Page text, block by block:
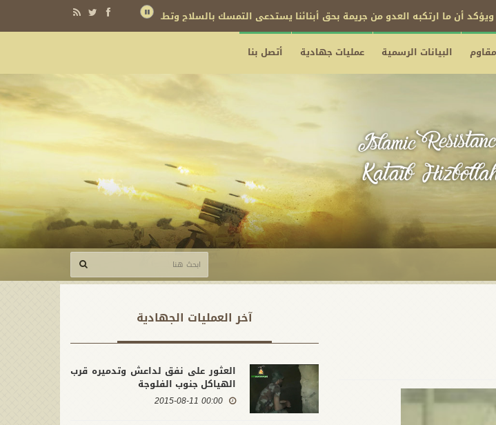
أن ما ارتكبه العدو من جريمة بحق أبنائنا يستدعي التمسك بالسلاح وتطويره لردع كل من يريد بنا شراً
البيانات الرسمية عمليات جهادية أتصل بنا
آخر العملیات الجهادية
العثور على نفق لداعش وتدميره قرب
الهياكل جنوب الفلوجة
00:00 2015-08-11